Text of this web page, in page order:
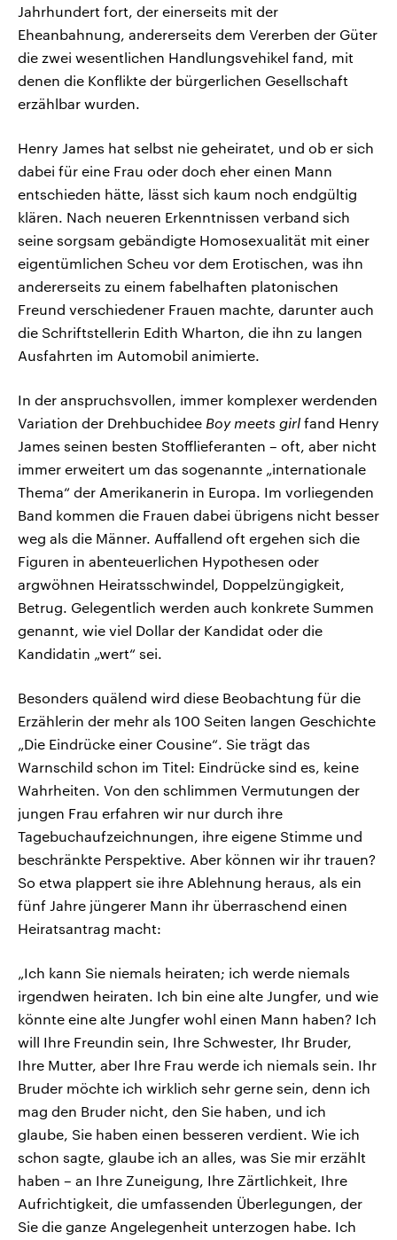
Jahrhundert fort, der einerseits mit der
Eheanbahnung, andererseits dem Vererben der Güter
die zwei wesentlichen Handlungsvehikel fand, mit
denen die Konflikte der bürgerlichen Gesellschaft
erzählbar wurden.
Henry James hat selbst nie geheiratet, und ob er sich
dabei für eine Frau oder doch eher einen Mann
entschieden hätte, lässt sich kaum noch endgültig
klären. Nach neueren Erkenntnissen verband sich
seine sorgsam gebändigte Homosexualität mit einer
eigentümlichen Scheu vor dem Erotischen, was ihn
andererseits zu einem fabelhaften platonischen
Freund verschiedener Frauen machte, darunter auch
die Schriftstellerin Edith Wharton, die ihn zu langen
Ausfahrten im Automobil animierte.
In der anspruchsvollen, immer komplexer werdenden
Variation der Drehbuchidee Boy meets girl fand Henry
James seinen besten Stofflieferanten – oft, aber nicht
immer erweitert um das sogenannte „internationale
Thema“ der Amerikanerin in Europa. Im vorliegenden
Band kommen die Frauen dabei übrigens nicht besser
weg als die Männer. Auffallend oft ergehen sich die
Figuren in abenteuerlichen Hypothesen oder
argwöhnen Heiratsschwindel, Doppelzüngigkeit,
Betrug. Gelegentlich werden auch konkrete Summen
genannt, wie viel Dollar der Kandidat oder die
Kandidatin „wert“ sei.
Besonders quälend wird diese Beobachtung für die
Erzählerin der mehr als 100 Seiten langen Geschichte
„Die Eindrücke einer Cousine“. Sie trägt das
Warnschild schon im Titel: Eindrücke sind es, keine
Wahrheiten. Von den schlimmen Vermutungen der
jungen Frau erfahren wir nur durch ihre
Tagebuchaufzeichnungen, ihre eigene Stimme und
beschränkte Perspektive. Aber können wir ihr trauen?
So etwa plappert sie ihre Ablehnung heraus, als ein
fünf Jahre jüngerer Mann ihr überraschend einen
Heiratsantrag macht:
„Ich kann Sie niemals heiraten; ich werde niemals
irgendwen heiraten. Ich bin eine alte Jungfer, und wie
könnte eine alte Jungfer wohl einen Mann haben? Ich
will Ihre Freundin sein, Ihre Schwester, Ihr Bruder,
Ihre Mutter, aber Ihre Frau werde ich niemals sein. Ihr
Bruder möchte ich wirklich sehr gerne sein, denn ich
mag den Bruder nicht, den Sie haben, und ich
glaube, Sie haben einen besseren verdient. Wie ich
schon sagte, glaube ich an alles, was Sie mir erzählt
haben – an Ihre Zuneigung, Ihre Zärtlichkeit, Ihre
Aufrichtigkeit, die umfassenden Überlegungen, der
Sie die ganze Angelegenheit unterzogen habe. Ich